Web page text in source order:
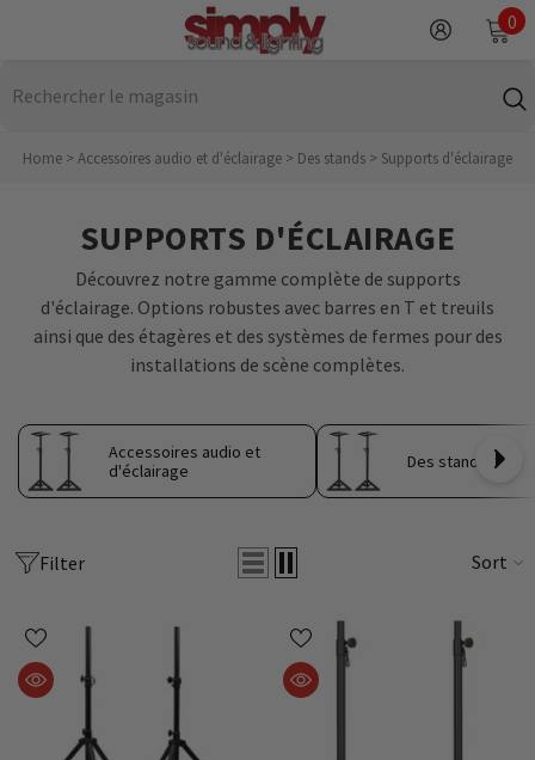
0
0
Home >Accessoires audio et d'éclairage > Des stands > Supports d'éclairage
SUPPORTS D'ÉCLAIRAGE
Découvrez notre gamme complète de supports
d'éclairage. Options robustes avec barres en T et treuils
ainsi que des étagères et des systèmes de fermes pour des
installations de scène complètes.
Accessoires audio et
d'éclairage
Des stands
Filter Sort